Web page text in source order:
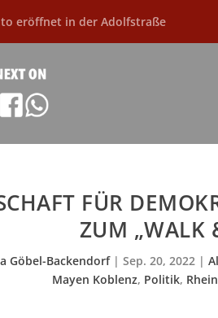
eröffnet in der Adolfstraße
FÜR
ZUM „WALK
Göbel-Backendorf| Sep. 20, 2022|
Mayen Koblenz, Politik,